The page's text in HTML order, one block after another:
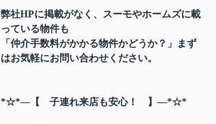
弊社HPに掲載がなく、スーモやホームズに載
っている物件も
「仲介手数料がかかる物件かどうか？」まず
はお気軽にお問い合わせください。
*☆*―【 子連れ来店も安心！ 】―*☆*